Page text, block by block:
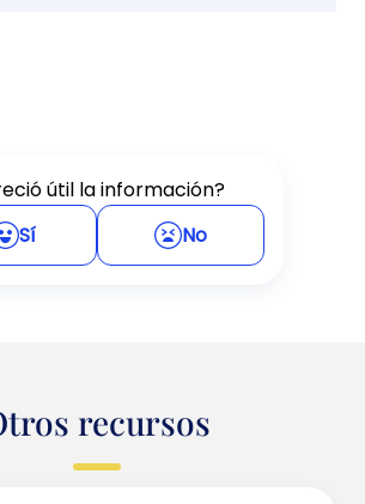
útil la información?
Sí
No
recursos